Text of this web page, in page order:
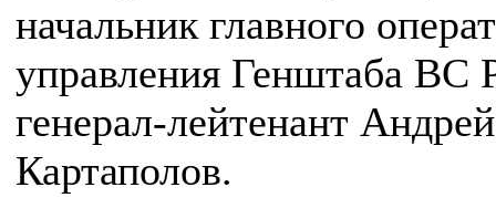
начальник главного
управления Генштаба ВС
генерал-лейтенант Андрей
Картаполов.